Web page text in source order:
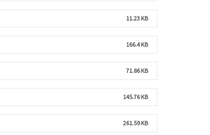
11.23 KB
166.4 KB
71.86 KB
145.76 KB
261.59 KB